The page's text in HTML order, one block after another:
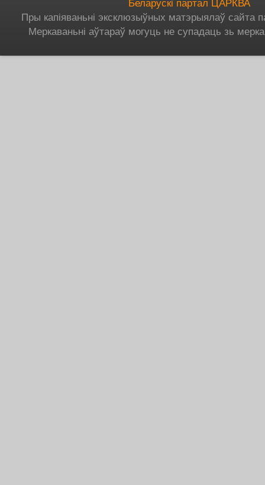
Беларускі партал ЦАРКВА
Пры капіяваньні эксклюзыўных матэрыялаў сайта
Меркаваньні аўтараў могуць не супадаць зь